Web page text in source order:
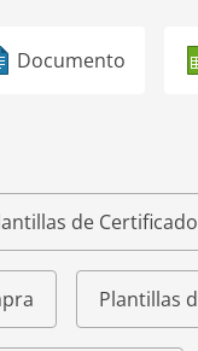
Documento
de
Plantillas